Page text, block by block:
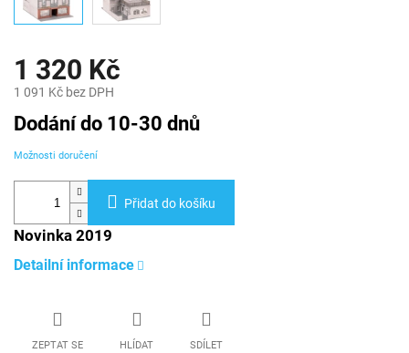
1 320 Kč
1 091 Kč bez DPH
Měrná
cena:
Dodání do 10-30 dnů
Možnosti doručení
Přidat do košíku
Novinka 2019
Detailní informace
ZEPTAT SE HLÍDAT SDÍLET